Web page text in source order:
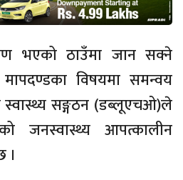
भएको ठाउँमा जान सक्ने
विषयमा समन्वय
स्वास्थ्य सङ्गठन (डब्लूएचओ)ले
जनस्वास्थ्य आपत्कालीन
।